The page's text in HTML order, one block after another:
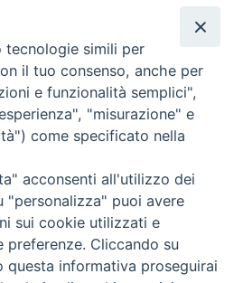
& Vita - C.F96600690588- Tutti i
simili per
il tuo consenso, anche per
e funzionalità semplici",
"misurazione" e
come specificato nella
acconsenti all'utilizzo dei
"personalizza" puoi avere
sui cookie utilizzati e
preferenze. Cliccando su
informativa proseguirai